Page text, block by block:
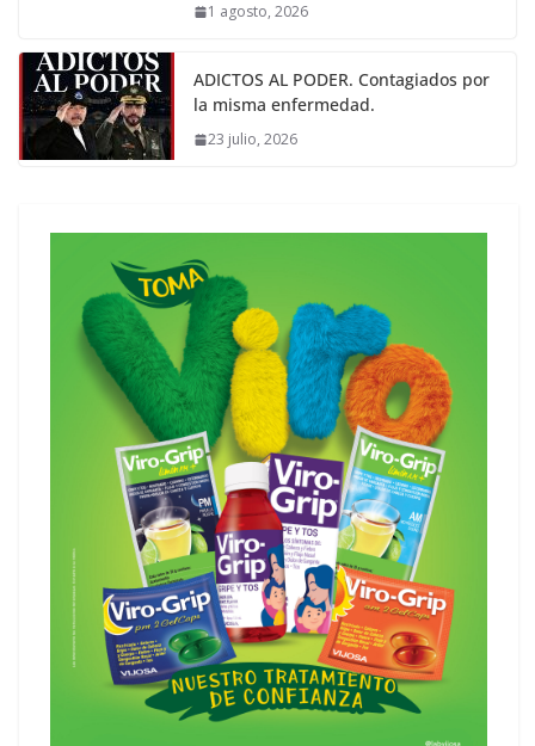
1 agosto, 2026
ADICTOS AL PODER. Contagiados por
la misma enfermedad.
23 julio, 2026